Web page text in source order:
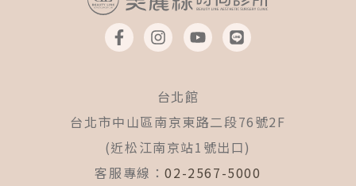
F
a
c
o
k
-
f
I
n
s
a
g
r
a
m
Y
o
u
b
e
L
i
n
台北館
台北市中山區南京東路二段76號2F
(近松江南京站1號出口)
客服專線：02-2567-5000